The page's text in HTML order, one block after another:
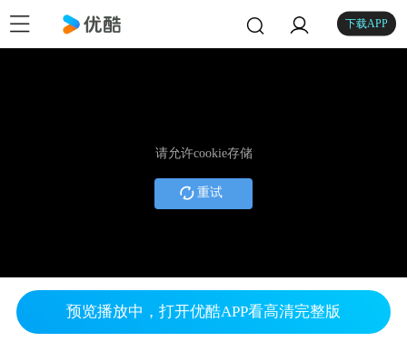
下载APP
请允许cookie存储
重试
预览播放中，打开优酷APP看高清完整版